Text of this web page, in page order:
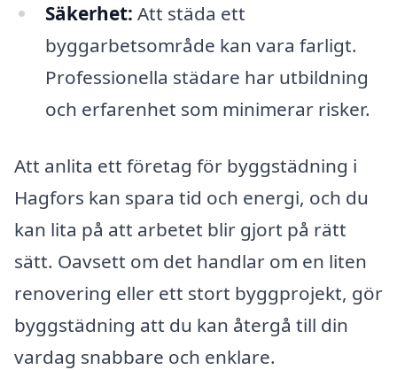
Säkerhet: Att städa ett
byggarbetsområde kan vara farligt.
Professionella städare har utbildning
och erfarenhet som minimerar risker.
Att anlita ett företag för byggstädning i
Hagfors kan spara tid och energi, och du
kan lita på att arbetet blir gjort på rätt
sätt. Oavsett om det handlar om en liten
renovering eller ett stort byggprojekt, gör
byggstädning att du kan återgå till din
vardag snabbare och enklare.